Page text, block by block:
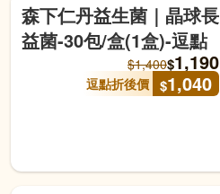
森下仁丹益生菌｜晶球長
益菌-30包/盒(1盒)-逗點
$1,400$1,190
逗點折後價 $1,040